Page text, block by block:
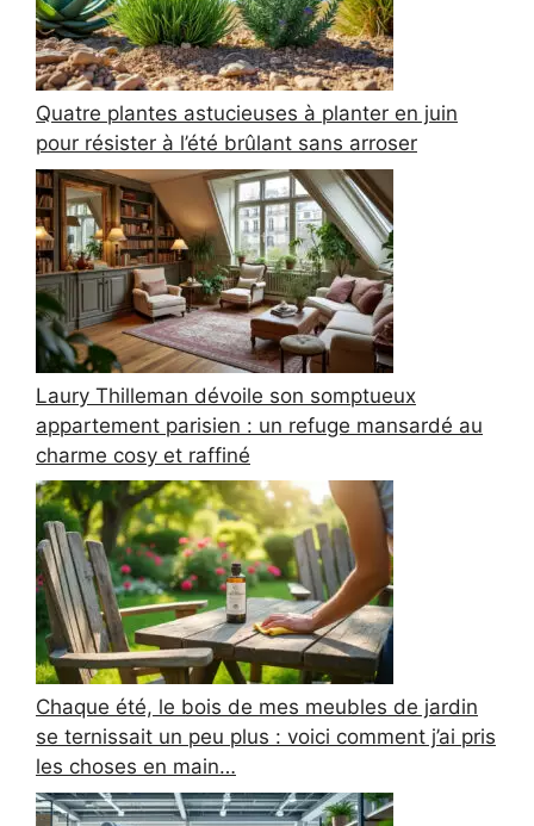
Quatre plantes astucieuses à planter en juin
pour résister à l’été brûlant sans arroser
Laury Thilleman dévoile son somptueux
appartement parisien : un refuge mansardé au
charme cosy et raffiné
Chaque été, le bois de mes meubles de jardin
se ternissait un peu plus : voici comment j’ai pris
les choses en main…